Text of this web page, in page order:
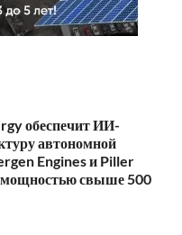
обеспечит ИИ-
автономной
Engines и Piller
свыше 500